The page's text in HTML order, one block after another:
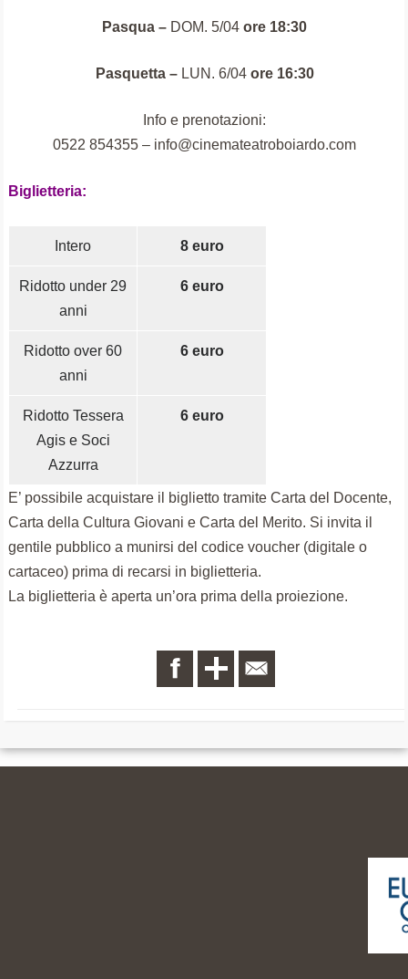
Pasqua – DOM. 5/04ore 18:30
Pasquetta – LUN. 6/04 ore 16:30
Info e prenotazioni:
0522 854355 – info@cinemateatroboiardo.com
Biglietteria:
Intero 8 euro
Ridotto under 29
anni
6 euro
Ridotto over 60
anni
6 euro
Ridotto Tessera
Agis e Soci
Azzurra
6 euro
E’ possibile acquistare il biglietto tramite Carta del Docente,
Carta della Cultura Giovani e Carta del Merito. Si invita il
gentile pubblico a munirsi del codice voucher (digitale o
cartaceo) prima di recarsi in biglietteria.
La biglietteria è aperta un’ora prima della proiezione.